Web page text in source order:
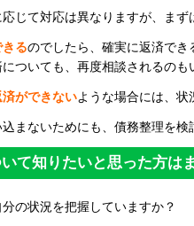
じて対応は異なりますが、ま
るのでしたら、確実に返済でき
ついても、再度相談されるのも
済ができないような場合には、状
まないためにも、債務整理を検
て知りたいと思った方は
の状況を把握していますか？